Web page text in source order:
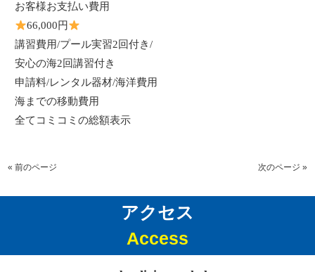
お客様お支払い費用
66,000円
講習費用/プール実習2回付き/
安心の海2回講習付き
申請料/レンタル器材/海洋費用
海までの移動費用
全てコミコミの総額表示
« 前のページ 次のページ »
アクセス
Access